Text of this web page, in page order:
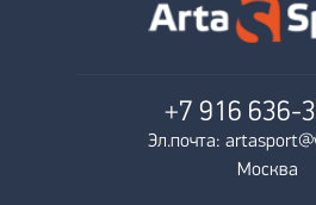
+7 916 636-
Эл.почта:
Москва